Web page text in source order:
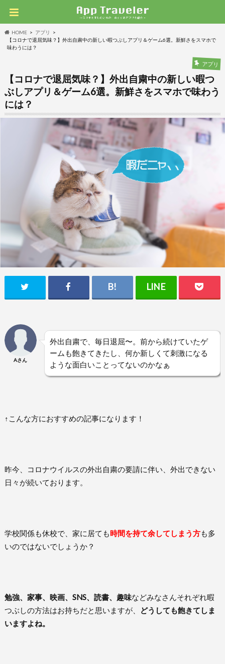
HOME
アプリ
【コロナで退屈気味？】外出自粛中の新しい暇つぶしアプリ＆ゲーム6選。新鮮さをスマホで
味わうには？
アプリ
【コロナで退屈気味？】外出自粛中の新しい暇つ
ぶしアプリ＆ゲーム6選。新鮮さをスマホで味わう
には？
Aさん
外出自粛で、毎日退屈〜。前から続けていたゲ
ームも飽きてきたし、何か新しくて刺激になる
ような面白いことってないのかなぁ
↑こんな方におすすめの記事になります！
昨今、コロナウイルスの外出自粛の要請に伴い、外出できない
日々が続いております。
学校関係も休校で、家に居ても時間を持て余してしまう方も多
いのではないでしょうか？
勉強、家事、映画、SNS、読書、趣味などみなさんそれぞれ暇
つぶしの方法はお持ちだと思いますが、
どうしても飽きてしま
いますよね。